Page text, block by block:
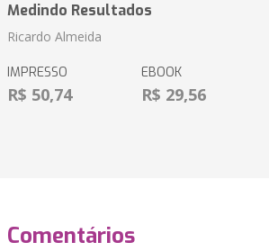
Medindo Resultados
Ricardo Almeida
IMPRESSO
R$ 50,74
EBOOK
R$ 29,56
Comentários